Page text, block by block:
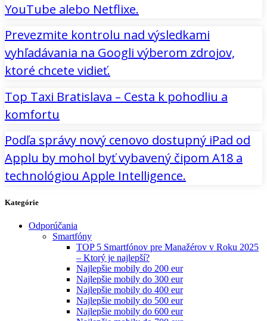
YouTube alebo Netflixe.
Prevezmite kontrolu nad výsledkami
vyhľadávania na Googli výberom zdrojov,
ktoré chcete vidieť.
Top Taxi Bratislava – Cesta k pohodliu a
komfortu
Podľa správy nový cenovo dostupný iPad od
Applu by mohol byť vybavený čipom A18 a
technológiou Apple Intelligence.
Kategórie
Odporúčania
Smartfóny
TOP 5 Smartfónov pre Manažérov v Roku 2025
– Ktorý je najlepší?
Najlepšie mobily do 200 eur
Najlepšie mobily do 300 eur
Najlepšie mobily do 400 eur
Najlepšie mobily do 500 eur
Najlepšie mobily do 600 eur